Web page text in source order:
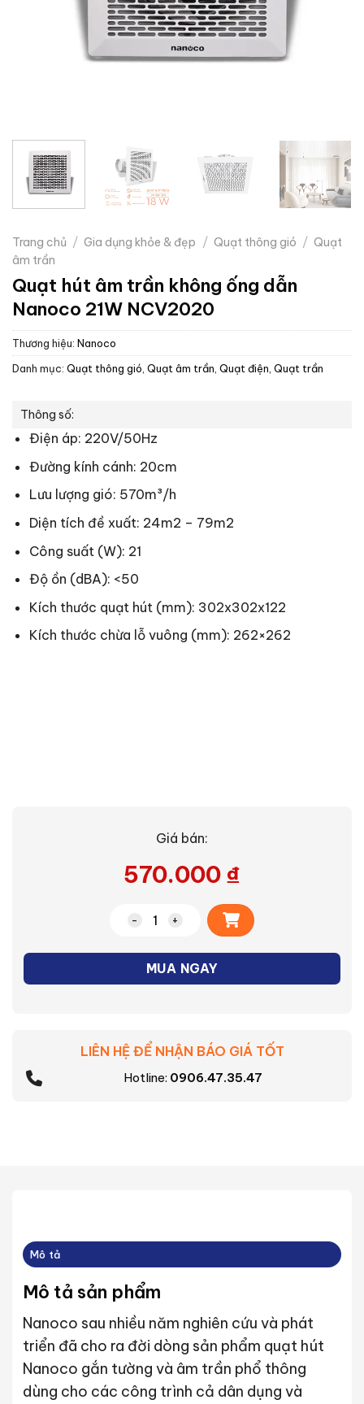
Trang chủ / Gia dụng khỏe & đẹp / Quạt thông gió / Quạt
âm trần
Quạt hút âm trần không ống dẫn
Nanoco 21W NCV2020
Thương hiệu: Nanoco
Danh mục: Quạt thông gió, Quạt âm trần, Quạt điện, Quạt trần
Thông số:
Điện áp: 220V/50Hz
Đường kính cánh: 20cm
Lưu lượng gió: 570m³/h
Diện tích đề xuất: 24m2 – 79m2
Công suất (W): 21
Độ ồn (dBA): <50
Kích thước quạt hút (mm): 302x302x122
Kích thước chừa lỗ vuông (mm): 262×262
Giá bán:
570.000 ₫
Quạt hút âm trần không ống dẫn
MUA NGAY
Alternative:
LIÊN HỆ ĐỂ NHẬN BÁO GIÁ TỐT
Hotline: 0906.47.35.47
Mô tả
Mô tả sản phẩm
Nanoco sau nhiều năm nghiên cứu và phát
triển đã cho ra đời dòng sản phẩm quạt hút
Nanoco gắn tường và âm trần phổ thông
dùng cho các công trình cả dân dụng và